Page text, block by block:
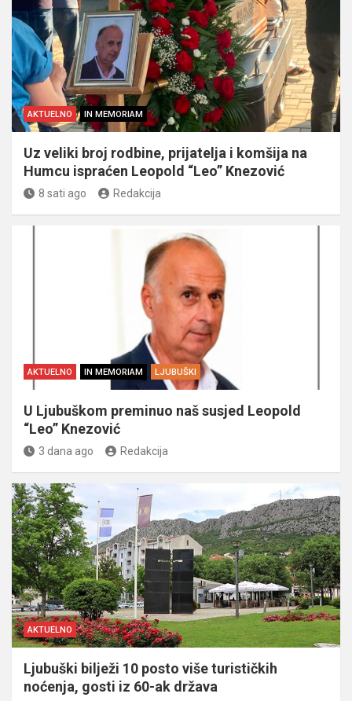
AKTUELNO IN MEMORIAM
Uz veliki broj rodbine, prijatelja i komšija na
Humcu ispraćen Leopold “Leo” Knezović
8 sati ago Redakcija
AKTUELNO IN MEMORIAM LJUBUŠKI
U Ljubuškom preminuo naš susjed Leopold
“Leo” Knezović
3 dana ago Redakcija
AKTUELNO
Ljubuški bilježi 10 posto više turističkih
noćenja, gosti iz 60-ak država